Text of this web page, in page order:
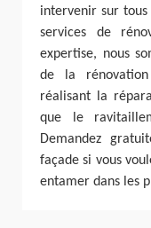
intervenir sur
services de
expertise, nous
de la
réalisant la
que le
Demandez
façade si vous
entamer dans les